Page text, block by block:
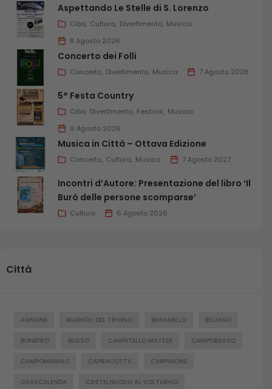
Aspettando Le Stelle di S. Lorenzo
Cibo Cultura Divertimento Musica
8 Agosto 2026
Concerto dei Folli
Concerto Divertimento Musica 7 Agosto 2026
5° Festa Country
Cibo Divertimento Festival Musica
6 Agosto 2026
Musica in Città – Ottava Edizione
Concerto Cultura Musica 7 Agosto 2027
Incontri d’Autore: Presentazione del libro ‘Il
Buró delle persone scomparse’
Cultura 6 Agosto 2026
Città
AGNONE BAGNOLI DEL TRIGNO BARANELLO BOJANO
BONEFRO BUSSO CAMPITELLO MATESE CAMPOBASSO
CAMPOMARINO CAPRACOTTA CARPINONE
CASACALENDA CASTELNUOVO AL VOLTURNO